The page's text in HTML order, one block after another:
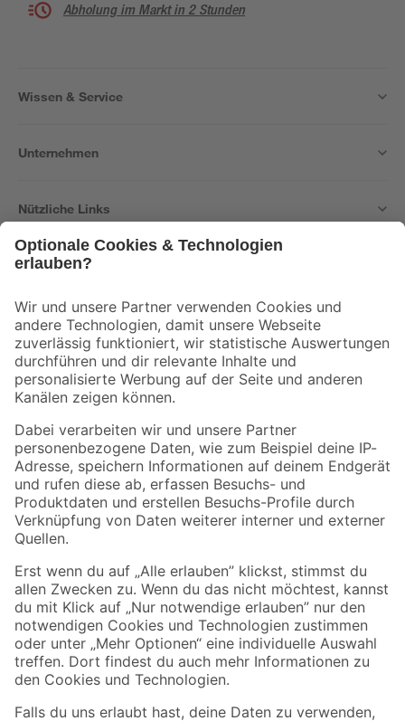
Abholung im Markt in 2 Stunden
Wissen & Service
Unternehmen
Nützliche Links
Der toom Newsletter: Keine Angebote und Aktionen mehr verpassen!
Zur Newsletter Anmeldung
Folge uns
Zahlungsarten Versandarten
Sicher einkaufen
Jetzt die toom-App herunterladen